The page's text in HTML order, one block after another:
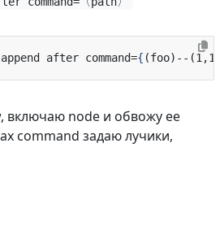
after command={ (foo)--
включаю node и обвожу ее
command задаю лучики,